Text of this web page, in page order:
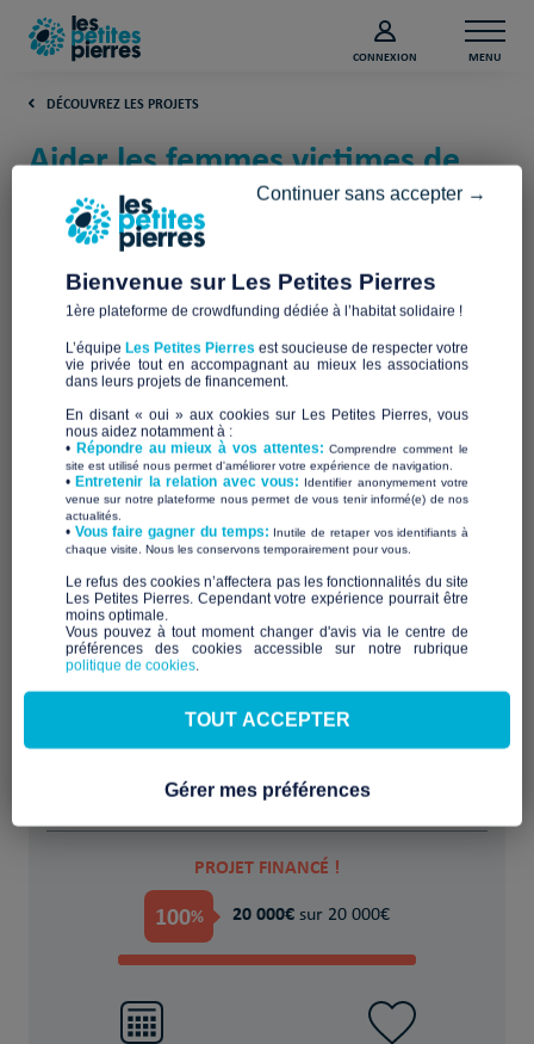
CONNEXION MENU
DÉCOUVREZ LES PROJETS
Aider les femmes victimes de
violence conjugale en Isère
(Isère)
Ça déménage
Aider, accompagner, sécuriser face à
l'urgence
POUR
exclusion (enfants, femmes, LGBTQ+)
PROJET FINANCÉ !
100% 20 000€ sur 20 000€
Bienvenue sur Les Petites Pierres
1ère plateforme de crowdfunding dédiée à l’habitat solidaire !
L’équipe Les Petites Pierres est soucieuse de respecter votre
vie privée tout en accompagnant au mieux les associations
dans leurs projets de financement.
En disant « oui » aux cookies sur Les Petites Pierres, vous
nous aidez notamment à :
• Répondre au mieux à vos attentes:Comprendre comment le
site est utilisé nous permet d'améliorer votre expérience de navigation.
•Entretenir la relation avec vous: Identifier anonymement votre
venue sur notre plateforme nous permet de vous tenir informé(e) de nos
actualités.
​• Vous faire gagner du temps: Inutile de retaper vos identifiants à
chaque visite. Nous les conservons temporairement pour vous.
​Le refus des cookies n’affectera pas les fonctionnalités du site
Les Petites Pierres. Cependant votre expérience pourrait être
moins optimale.​
Vous pouvez à tout moment changer d'avis via le centre de
préférences des cookies accessible sur notre rubrique
politique de cookies.
Continuer sans accepter →
TOUT ACCEPTER
Gérer mes préférences